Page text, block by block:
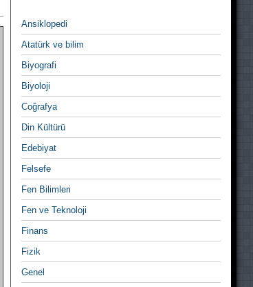
Ansiklopedi
Atatürk ve bilim
Biyografi
Biyoloji
Coğrafya
Din Kültürü
Edebiyat
Felsefe
Fen Bilimleri
Fen ve Teknoloji
Finans
Fizik
Genel